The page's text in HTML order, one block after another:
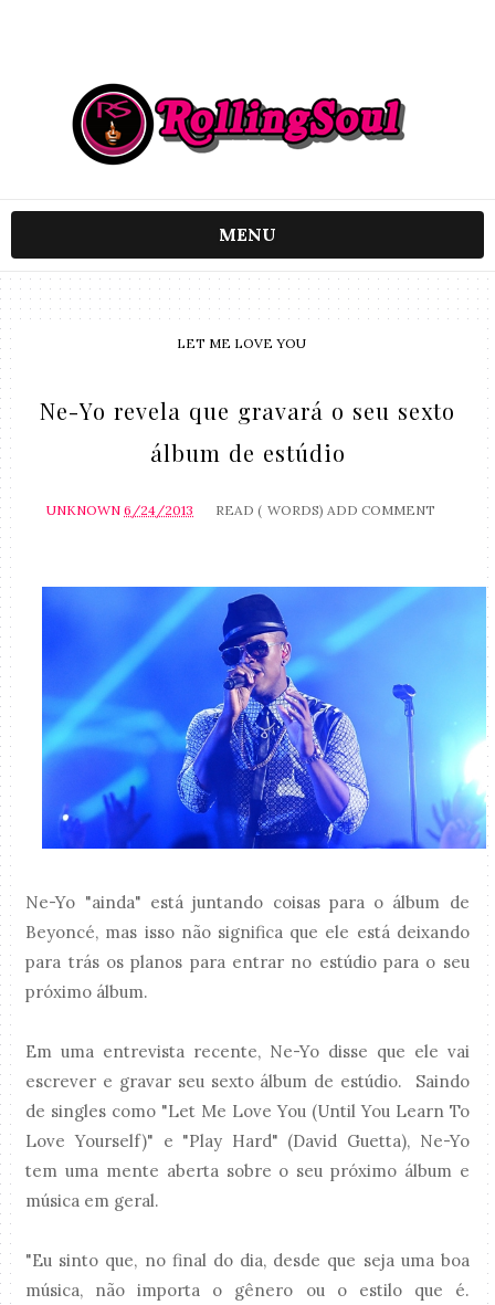
MENU
LET ME LOVE YOU
Ne-Yo revela que gravará o seu sexto
álbum de estúdio
UNKNOWN 6/24/2013 READ ( WORDS) ADD COMMENT
Ne-Yo "ainda" está juntando coisas para o álbum de
Beyoncé, mas isso não significa que ele está deixando
para trás os planos para entrar no estúdio para o seu
próximo álbum.
Em uma entrevista recente, Ne-Yo disse que ele vai
escrever e gravar seu sexto álbum de estúdio. Saindo
de singles como "Let Me Love You (Until You Learn To
Love Yourself)" e "Play Hard" (David Guetta), Ne-Yo
tem uma mente aberta sobre o seu próximo álbum e
música em geral.
"Eu sinto que, no final do dia, desde que seja uma boa
música, não importa o gênero ou o estilo que é.